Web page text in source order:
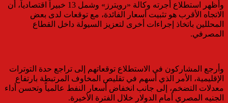
وأظهر استطلاع أجرته وكالة «رويترز» وشمل 13 خبيراً اقتصادياً، أن
الاتجاه الأقرب هو تثبيت أسعار الفائدة، مع توقعات لدى بعض
المحللين باتخاذ إجراءات أخرى لتعزيز السيولة داخل القطاع
المصرفي.
وأرجع المشاركون في الاستطلاع توقعاتهم إلى تراجع حدة التوترات
الإقليمية، الأمر الذي أسهم في تقليص المخاوف المرتبطة بارتفاع
معدلات التضخم، إلى جانب انخفاض أسعار النفط عالمياً وتحسن أداء
الجنيه المصري أمام الدولار خلال الفترة الأخيرة.